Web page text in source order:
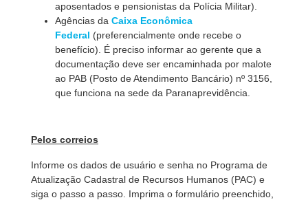
aposentados e pensionistas da Polícia Militar).
Agências da Caixa Econômica
Federal (preferencialmente onde recebe o
benefício). É preciso informar ao gerente que a
documentação deve ser encaminhada por malote
ao PAB (Posto de Atendimento Bancário) nº 3156,
que funciona na sede da Paranaprevidência.
Pelos correios
Informe os dados de usuário e senha no Programa de
Atualização Cadastral de Recursos Humanos (PAC) e
siga o passo a passo. Imprima o formulário preenchido,